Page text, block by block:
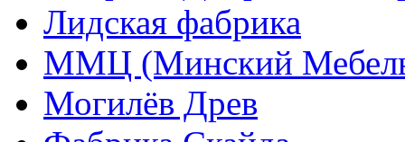
Лидская фабрика
ММЦ (Минский
Могилёв Древ